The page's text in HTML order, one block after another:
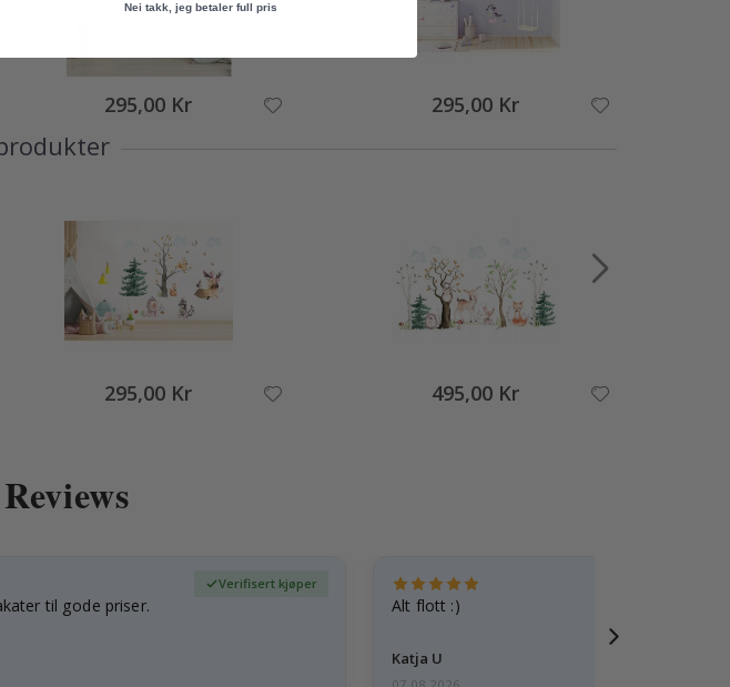
295,00 Kr 295,00 Kr
295,00 Kr 495,00 Kr
til gode priser.
Verifisert kjøper
Alt flott :)
Katja U
Nei takk, jeg betaler full pris